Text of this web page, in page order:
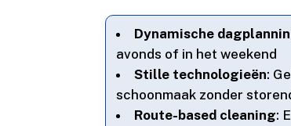
Dynamische
avonds of in het weekend
Stille technologieën:
schoonmaak zonder
Route-based cleaning: